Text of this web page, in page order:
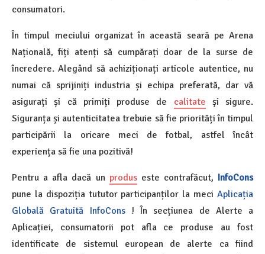
consumatori.
În timpul meciului organizat în această seară pe Arena
Națională, fiți atenți să cumpărați doar de la surse de
încredere. Alegând să achiziționați articole autentice, nu
numai că sprijiniți industria și echipa preferată, dar vă
asigurați și că primiți produse de calitate și sigure.
Siguranța și autenticitatea trebuie să fie priorități în timpul
participării la oricare meci de fotbal, astfel încât
experiența să fie una pozitivă!
Pentru a afla dacă un produseste contrafăcut, InfoCons
pune la dispoziția tututor participanților la meci Aplicația
Globală Gratuită InfoCons! În secțiunea de Alerte a
Aplicației, consumatorii pot afla ce produse au fost
identificate de sistemul european de alerte ca fiind